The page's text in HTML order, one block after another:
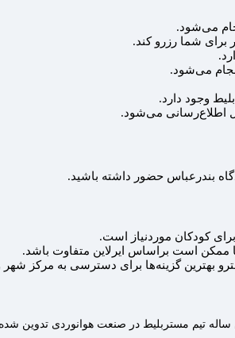
می‌شود.
شما رزرو کند.
می‌شود.
بلیط وجود دارد.
اطلاع‌رسانی می‌شود.
بندرعباس حضور داشته باشید.
کودکان موردنیاز است.
بهترین گزینه‌ها برای دسترسی به مرکز
ساله تیم مستربلیط در صنعت هوانوردی تدوین